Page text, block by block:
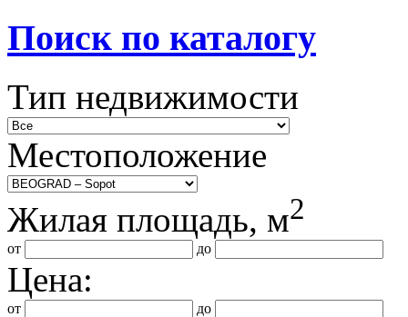
Поиск по каталогу
Тип недвижимости
Местоположение
Жилая площадь, м2
от до
Цена:
от до